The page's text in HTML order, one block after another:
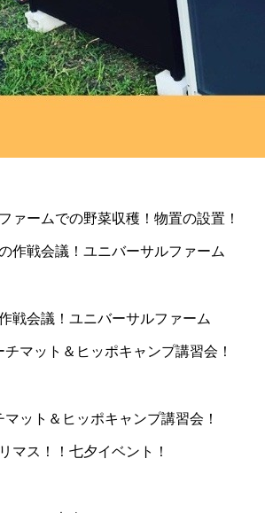
ァームでの野菜収穫！物置の設置！
戦会議！ユニバーサルファーム
ット＆ヒッポキャンプ講習会！